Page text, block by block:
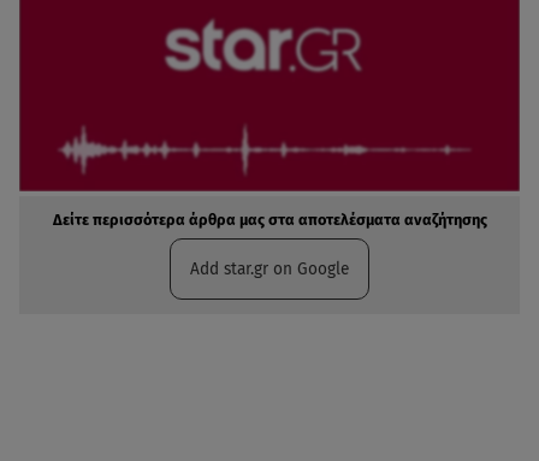
Δείτε περισσότερα άρθρα μας στα αποτελέσματα αναζήτησης
Add star.gr on Google